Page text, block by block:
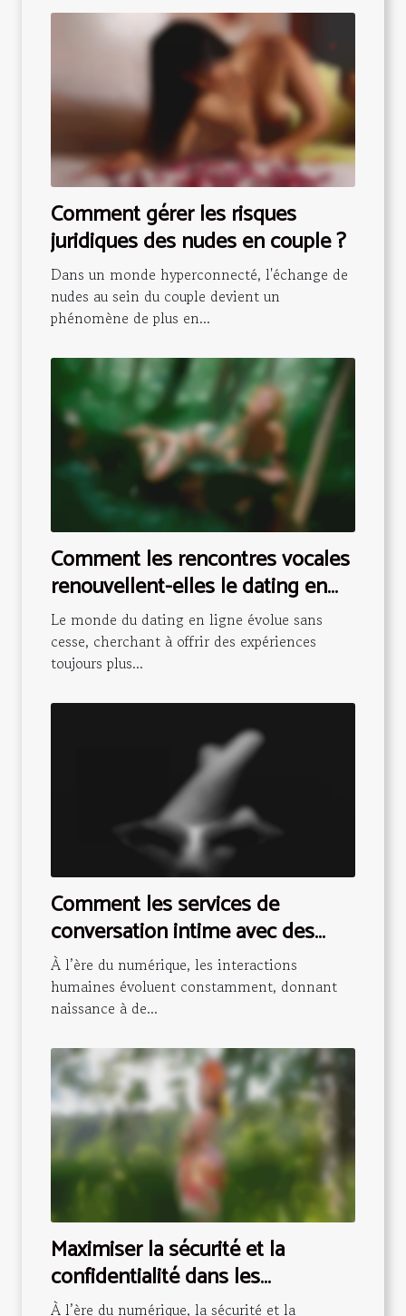
Comment gérer les risques
juridiques des nudes en couple ?
Dans un monde hyperconnecté, l'échange de
nudes au sein du couple devient un
phénomène de plus en...
Comment les rencontres vocales
renouvellent-elles le dating en
ligne ?
Le monde du dating en ligne évolue sans
cesse, cherchant à offrir des expériences
toujours plus...
Comment les services de
conversation intime avec des
hôtesses transforment-ils les
relations virtuelles ?
À l’ère du numérique, les interactions
humaines évoluent constamment, donnant
naissance à de...
Maximiser la sécurité et la
confidentialité dans les
interactions vidéo pour adultes
À l’ère du numérique, la sécurité et la